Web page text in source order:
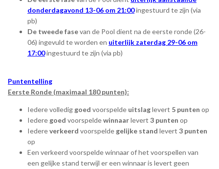
donderdagavond 13-06 om 21:00ingestuurd te zijn (via
pb)
De tweede fasevan de Pool dient na de eerste ronde (26-
06) ingevuld te worden en uiterlijk zaterdag 29-06 om
17:00ingestuurd te zijn (via pb)
Puntentelling
Eerste Ronde (maximaal 180 punten):
Iedere volledig goed voorspelde uitslaglevert 5 punten op
Iedere goed voorspeldewinnaarlevert 3 punten op
Iedereverkeerd voorspelde gelijke stand levert 3 punten
op
Een verkeerd voorspelde winnaar of het voorspellen van
een gelijke stand terwijl er een winnaar is levert geen